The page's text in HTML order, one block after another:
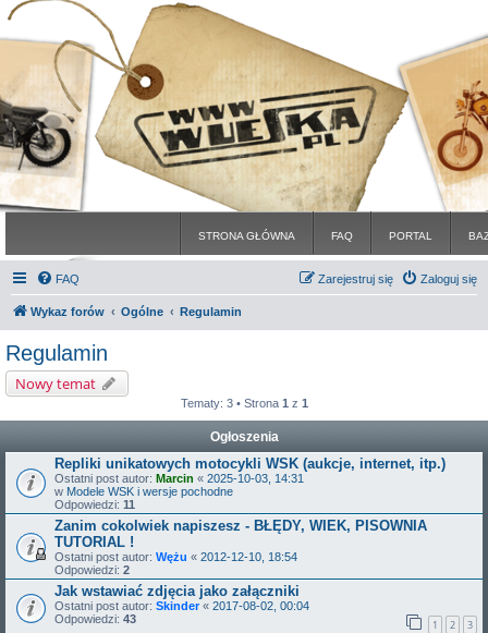
STRONA GŁÓWNA FAQ PORTAL
FAQ Zaloguj się
Zarejestruj się
Wykaz forów Ogólne Regulamin
Regulamin
Nowy temat
Tematy: 3 • Strona 1 z 1
Ogłoszenia
Repliki unikatowych motocykli WSK (aukcje, internet, itp.)
Ostatni post autor: Marcin « 2025-10-03, 14:31
w Modele WSK i wersje pochodne
Odpowiedzi: 11
Zanim cokolwiek napiszesz - BŁĘDY, WIEK, PISOWNIA
TUTORIAL !
Ostatni post autor: Wężu « 2012-12-10, 18:54
Odpowiedzi: 2
Jak wstawiać zdjęcia jako załączniki
Ostatni post autor: Skinder« 2017-08-02, 00:04
Odpowiedzi: 43 1 2 3